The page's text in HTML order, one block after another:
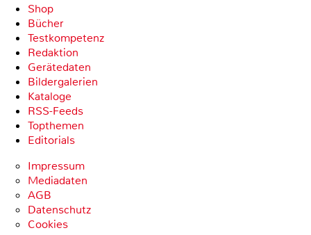
Shop
Bücher
Testkompetenz
Redaktion
Gerätedaten
Bildergalerien
Kataloge
RSS-Feeds
Topthemen
Editorials
Impressum
Mediadaten
AGB
Datenschutz
Cookies